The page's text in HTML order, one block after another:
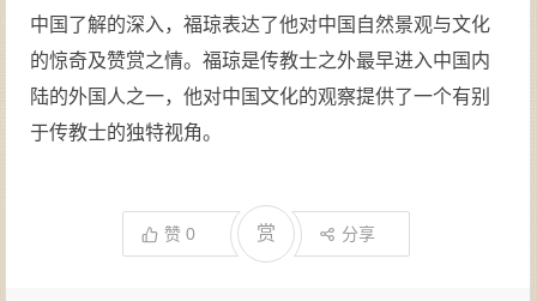
中国了解的深入，福琼表达了他对中国自然景观与文化
的惊奇及赞赏之情。福琼是传教士之外最早进入中国内
陆的外国人之一，他对中国文化的观察提供了一个有别
于传教士的独特视角。
赞0 赏 分享